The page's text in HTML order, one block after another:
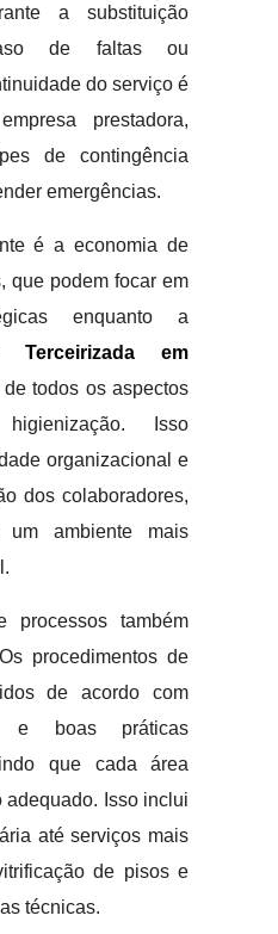
a substituição
de faltas ou
do serviço é
prestadora,
de contingência
emergências.
é a economia de
que podem focar em
enquanto a
Terceirizada em
todos os aspectos
Isso
organizacional e
dos colaboradores,
ambiente mais
processos também
procedimentos de
de acordo com
e boas práticas
que cada área
adequado. Isso inclui
até serviços mais
de pisos e
técnicas.